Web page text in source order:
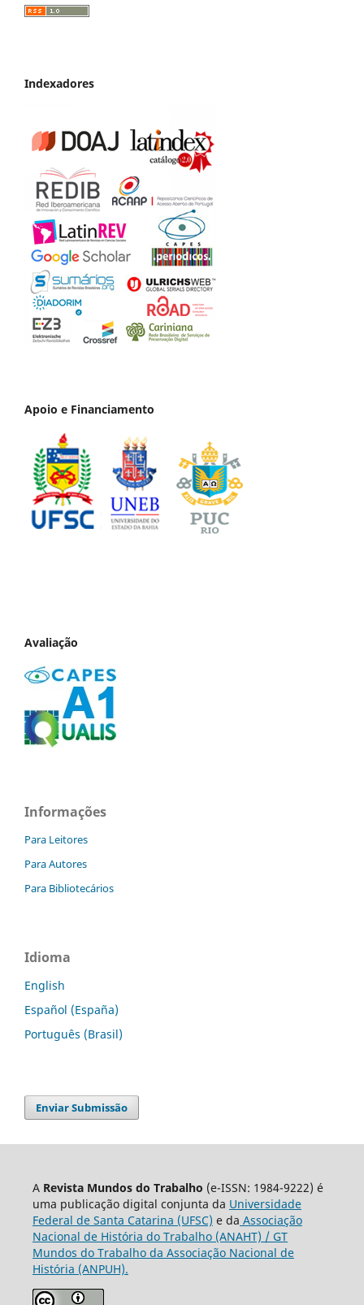
Indexadores
Apoio e Financiamento
Avaliação
Informações
Para Leitores
Para Autores
Para Bibliotecários
Idioma
English
Español (España)
Português (Brasil)
Enviar Submissão
A Revista Mundos do Trabalho (e-ISSN: 1984-9222) é
uma publicação digital conjunta da Universidade
Federal de Santa Catarina (UFSC) e da Associação
Nacional de História do Trabalho (ANAHT) / GT
Mundos do Trabalho da Associação Nacional de
História (ANPUH).